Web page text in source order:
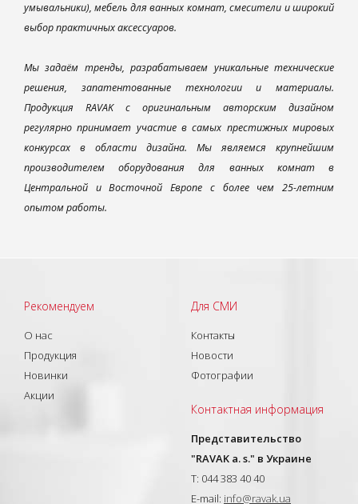
умывальники), мебель для ванных комнат, смесители и широкий
выбор практичных аксессуаров.
Мы задаём тренды, разрабатываем уникальные технические
решения, запатентованные технологии и материалы.
Продукция RAVAK с оригинальным авторским дизайном
регулярно принимает участие в самых престижных мировых
конкурсах в области дизайна. Мы являемся крупнейшим
производителем оборудования для ванных комнат в
Центральной и Восточной Европе с более чем 25-летним
опытом работы.
Рекомендуем
О нас
Продукция
Новинки
Акции
Для СМИ
Контакты
Новости
Фотографии
Контактная информация
Представительство
"RAVAK a. s." в Украине
T: 044 383 40 40
E-mail: info@ravak.ua